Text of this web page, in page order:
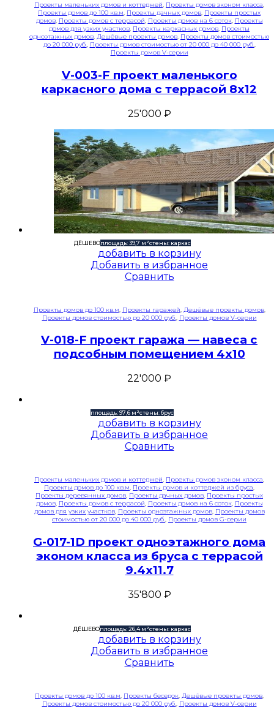
Проекты маленьких домов и коттеджей, Проекты домов эконом класса,
Проекты домов до 100 кв.м, Проекты дачных домов, Проекты простых
домов, Проекты домов с террасой, Проекты домов на 6 соток, Проекты
домов для узких участков, Проекты каркасных домов, Проекты
одноэтажных домов, Дешёвые проекты домов, Проекты домов стоимостью
до 20 000 руб., Проекты домов стоимостью от 20 000 до 40 000 руб.,
Проекты домов V-серии
V-003-F проект маленького
каркасного дома с террасой 8х12
25'000 ₽
ДЁШЕВОплощадь: 39,7 м²стены: каркас
добавить в корзину
Добавить в избранное
Сравнить
Проекты домов до 100 кв.м, Проекты гаражей, Дешёвые проекты домов,
Проекты домов стоимостью до 20 000 руб., Проекты домов V-серии
V-018-F проект гаража — навеса с
подсобным помещением 4х10
22'000 ₽
площадь: 97,6 м²стены: брус
добавить в корзину
Добавить в избранное
Сравнить
Проекты маленьких домов и коттеджей, Проекты домов эконом класса,
Проекты домов до 100 кв.м, Проекты домов и коттеджей из бруса,
Проекты деревянных домов, Проекты дачных домов, Проекты простых
домов, Проекты домов с террасой, Проекты домов на 6 соток, Проекты
домов для узких участков, Проекты одноэтажных домов, Проекты домов
стоимостью от 20 000 до 40 000 руб., Проекты домов G-серии
G-017-1D проект одноэтажного дома
эконом класса из бруса с террасой
9.4х11.7
35'800 ₽
ДЁШЕВОплощадь: 26,4 м²стены: каркас
добавить в корзину
Добавить в избранное
Сравнить
Проекты домов до 100 кв.м Проекты беседок Дешёвые проекты домов
Проекты домов стоимостью до 20 000 руб.
Проекты домов V-серии